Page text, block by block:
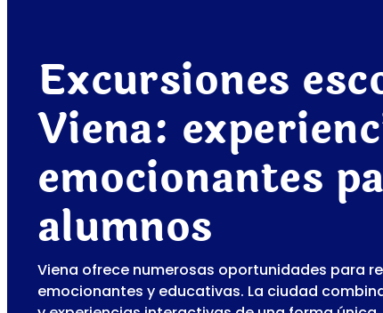
Excursiones
Viena:
emocionantes
alumnos
Viena ofrece numerosas oportunidades para
emocionantes y educativas. La ciudad